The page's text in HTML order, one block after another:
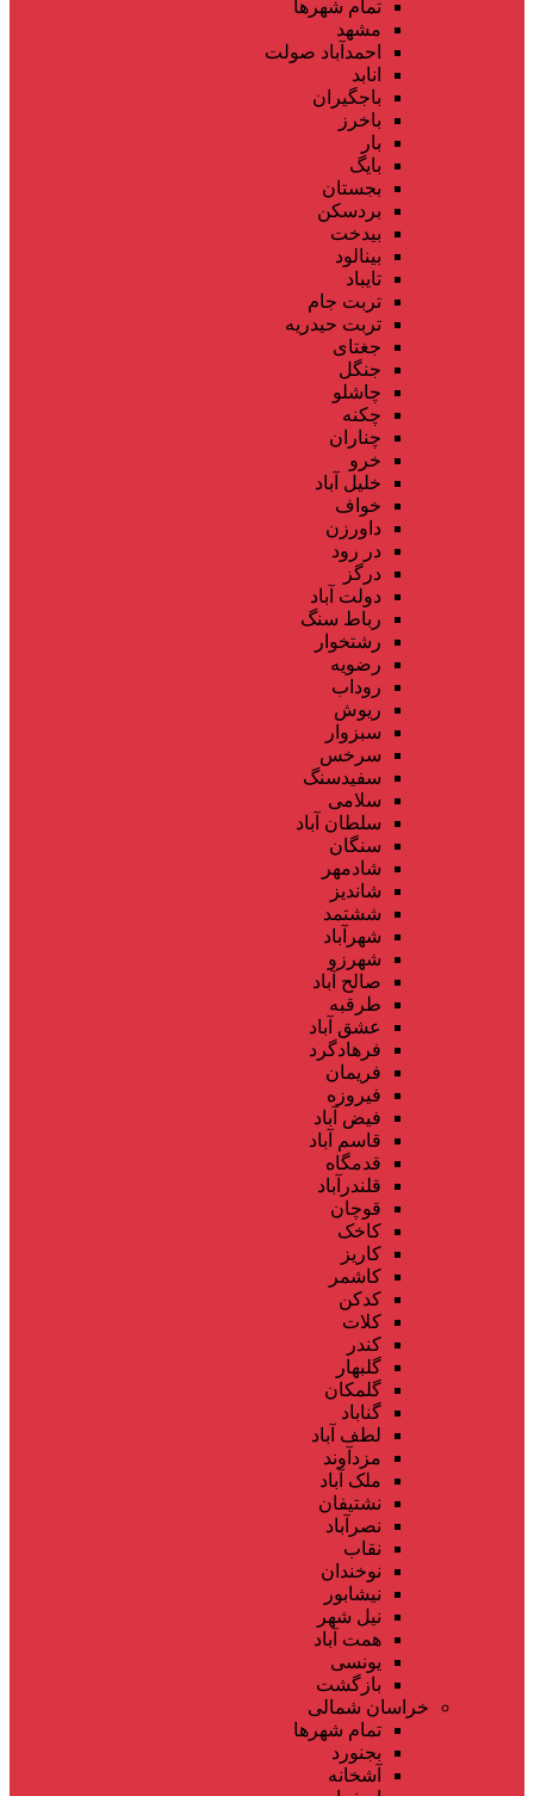
تمام شهر‌ها
مشهد
احمدآباد صولت
انابد
باجگیران
باخرز
بار
بایگ
بجستان
بردسکن
بیدخت
بینالود
تایباد
تربت جام
تربت حیدریه
جغتای
جنگل
چاشلو
چکنه
چناران
خرو
خلیل آباد
خواف
داورزن
در رود
درگز
دولت آباد
رباط سنگ
رشتخوار
رضویه
روداب
ریوش
سبزوار
سرخس
سفیدسنگ
سلامی
سلطان آباد
سنگان
شادمهر
شاندیز
ششتمد
شهرآباد
شهرزو
صالح آباد
طرقبه
عشق آباد
فرهادگرد
فریمان
فیروزه
فیض آباد
قاسم آباد
قدمگاه
قلندرآباد
قوچان
کاخک
کاریز
کاشمر
کدکن
کلات
کندر
گلبهار
گلمکان
گناباد
لطف آباد
مزدآوند
ملک آباد
نشتیفان
نصرآباد
نقاب
نوخندان
نیشابور
نیل شهر
همت آباد
یونسی
بازگشت
خراسان شمالی
تمام شهر‌ها
بجنورد
آشخانه